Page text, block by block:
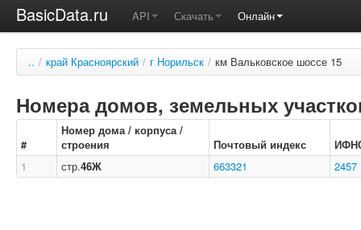
BasicData.ru API Скачать Онлайн
.. / край Красноярский / г Норильск / км Вальковское шоссе 15
Номера домов, земельных
#
Номер дома / корпуса /
строения
Почтовый индекс
1
стр.46Ж 663321 2457